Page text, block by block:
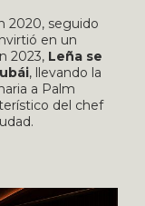
2020, seguido
en un
2023, Leña se
, llevando la
a Palm
del chef